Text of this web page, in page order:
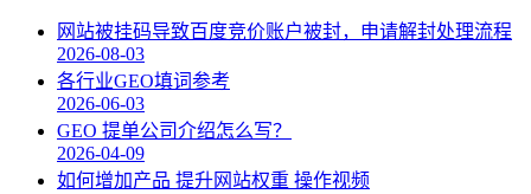
网站被挂码导致百度竞价账户被封，申请解封处理流程
2026-08-03
各行业GEO填词参考
2026-06-03
GEO 提单公司介绍怎么写？
2026-04-09
如何增加产品 提升网站权重 操作视频